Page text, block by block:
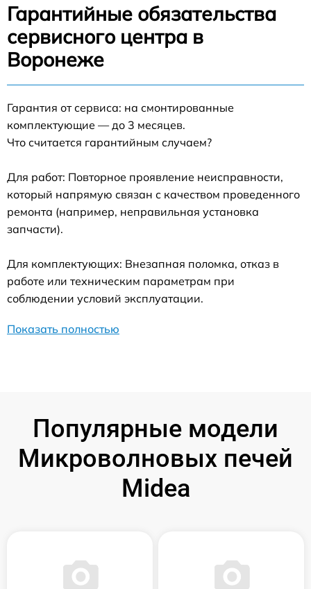
Гарантийные обязательства
сервисного центра в
Воронеже
Гарантия от сервиса: на смонтированные
комплектующие — до 3 месяцев.
Что считается гарантийным случаем?
Для работ: Повторное проявление неисправности,
который напрямую связан с качеством проведенного
ремонта (например, неправильная установка
запчасти).
Для комплектующих: Внезапная поломка, отказ в
работе или техническим параметрам при
соблюдении условий эксплуатации.
Показать полностью
Популярные модели
Микроволновых печей
Midea